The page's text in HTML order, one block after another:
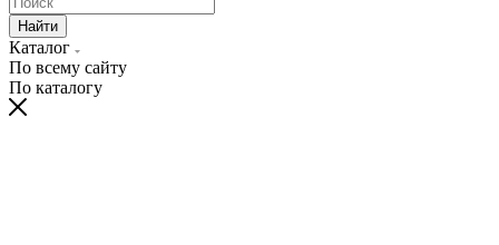
Найти
Каталог
По всему сайту
По каталогу